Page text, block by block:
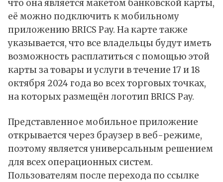
что она является макетом банковской карты,
её можно подключить к мобильному
приложению BRICS Pay. На карте также
указывается, что все владельцы будут иметь
возможность расплатиться с помощью этой
карты за товары и услуги в течение 17 и 18
октября 2024 года во всех торговых точках,
на которых размещён логотип BRICS Pay.
Представленное мобильное приложение
открывается через браузер в веб-режиме,
поэтому является универсальным решением
для всех операционных систем.
Пользователям после перехода по ссылке